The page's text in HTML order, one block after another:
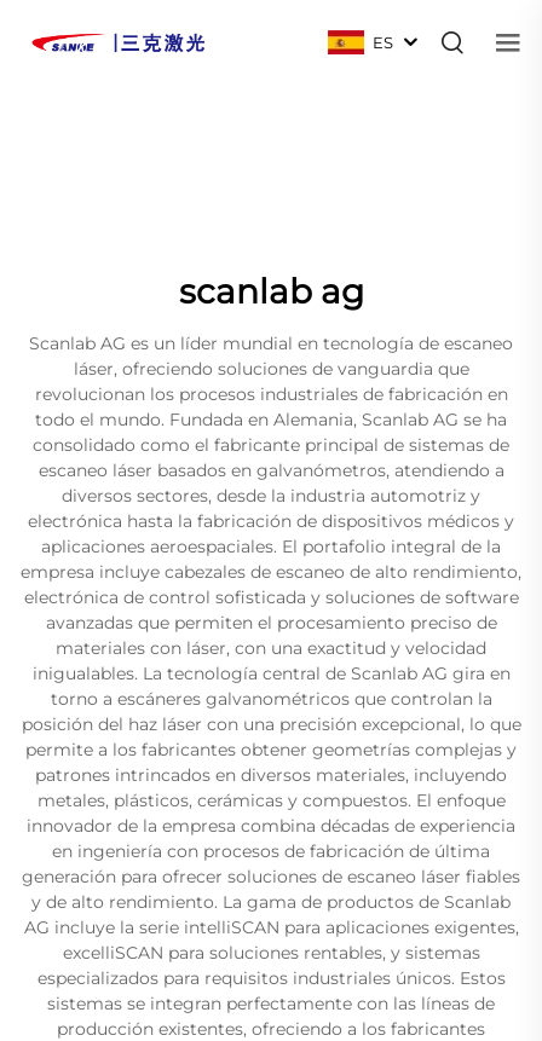
ES
scanlab ag
Scanlab AG es un líder mundial en tecnología de escaneo
láser, ofreciendo soluciones de vanguardia que
revolucionan los procesos industriales de fabricación en
todo el mundo. Fundada en Alemania, Scanlab AG se ha
consolidado como el fabricante principal de sistemas de
escaneo láser basados en galvanómetros, atendiendo a
diversos sectores, desde la industria automotriz y
electrónica hasta la fabricación de dispositivos médicos y
aplicaciones aeroespaciales. El portafolio integral de la
empresa incluye cabezales de escaneo de alto rendimiento,
electrónica de control sofisticada y soluciones de software
avanzadas que permiten el procesamiento preciso de
materiales con láser, con una exactitud y velocidad
inigualables. La tecnología central de Scanlab AG gira en
torno a escáneres galvanométricos que controlan la
posición del haz láser con una precisión excepcional, lo que
permite a los fabricantes obtener geometrías complejas y
patrones intrincados en diversos materiales, incluyendo
metales, plásticos, cerámicas y compuestos. El enfoque
innovador de la empresa combina décadas de experiencia
en ingeniería con procesos de fabricación de última
generación para ofrecer soluciones de escaneo láser fiables
y de alto rendimiento. La gama de productos de Scanlab
AG incluye la serie intelliSCAN para aplicaciones exigentes,
excelliSCAN para soluciones rentables, y sistemas
especializados para requisitos industriales únicos. Estos
sistemas se integran perfectamente con las líneas de
producción existentes, ofreciendo a los fabricantes